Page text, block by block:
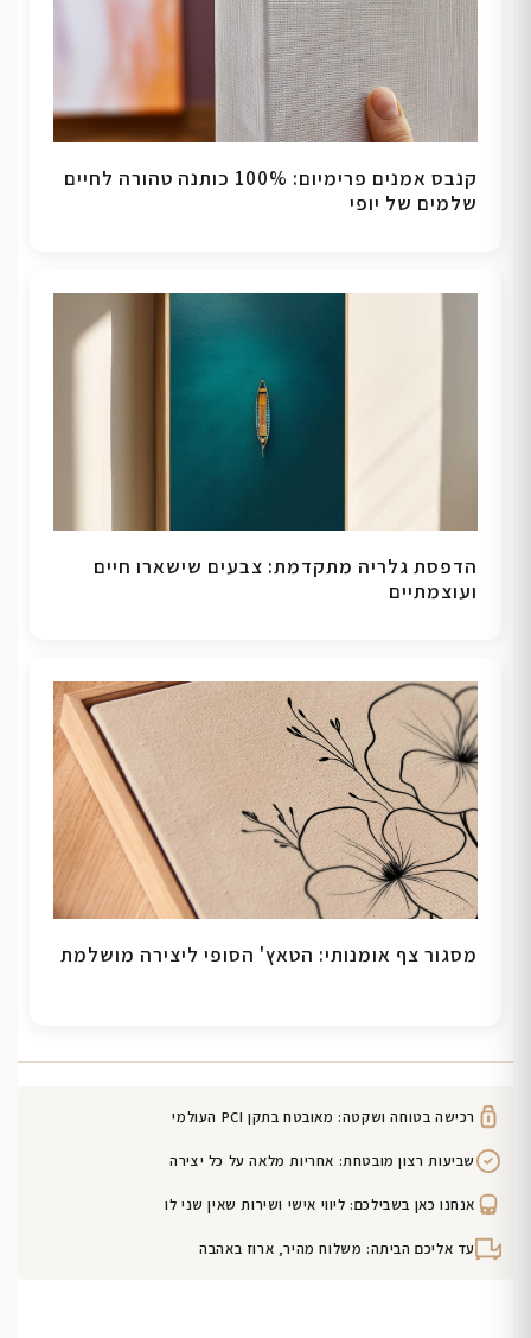
קנבס אמנים פרימיום: 100% כותנה טהורה לחיים
שלמים של יופי
הדפסת גלריה מתקדמת: צבעים שישארו חיים
ועוצמתיים
מסגור צף אומנותי: הטאץ' הסופי ליצירה מושלמת
רכישה בטוחה ושקטה: מאובטח בתקן PCI העולמי
שביעות רצון מובטחת: אחריות מלאה על כל יצירה
אנחנו כאן בשבילכם: ליווי אישי ושירות שאין שני לו
עד אליכם הביתה: משלוח מהיר, ארוז באהבה